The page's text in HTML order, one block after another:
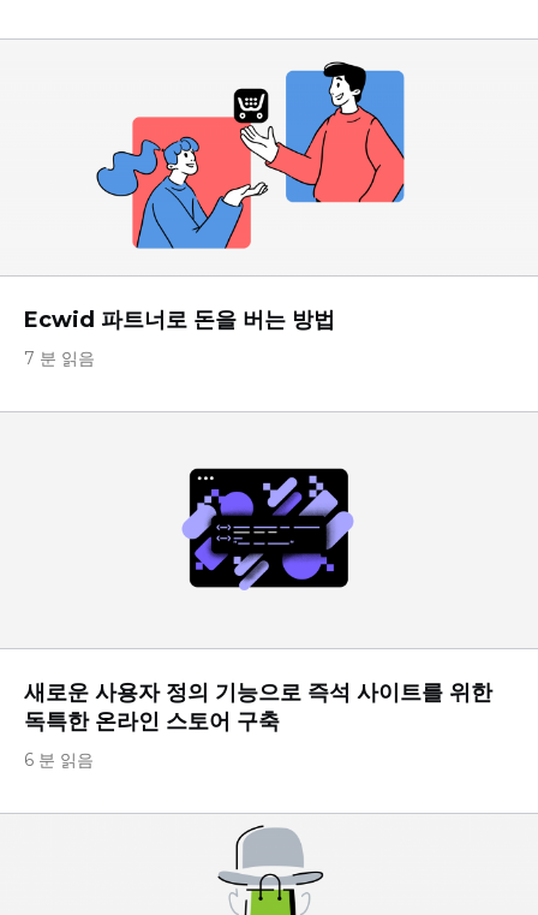
Ecwid 파트너로 돈을 버는 방법
7 분 읽음
새로운 사용자 정의 기능으로 즉석 사이트를 위한
독특한 온라인 스토어 구축
6 분 읽음